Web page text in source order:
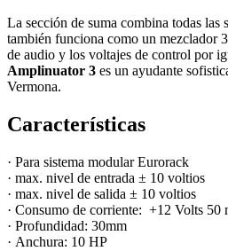
La sección de suma combina todas las
también funciona como un mezclador
de audio y los voltajes de control por
Amplinuator 3 es un ayudante
Vermona.
Características
· Para sistema modular Eurorack
· max. nivel de entrada ± 10 voltios
· max. nivel de salida ± 10 voltios
· Consumo de corriente: +12 Volts 50
· Profundidad: 30mm
· Anchura: 10 HP